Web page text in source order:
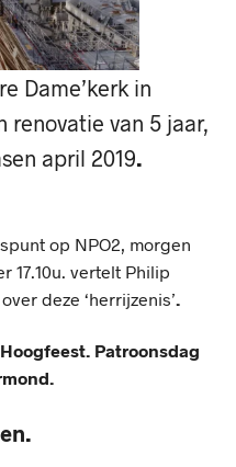
Dame’kerk in
renovatie van 5 jaar,
april 2019.
op NPO2, morgen
17.10u. vertelt Philip
deze ‘herrijzenis’
Patroonsdag